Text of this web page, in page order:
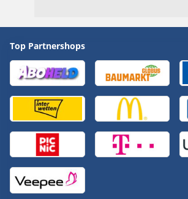
Top Partnershops